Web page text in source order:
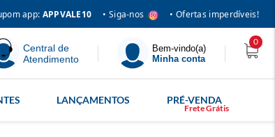
app: APPVALE10 • Siga-nos • Ofertas imperdíveis!
Central de
Atendimento
Bem-vindo(a)
Minha conta
0
LANÇAMENTOS PRÉ-VENDA